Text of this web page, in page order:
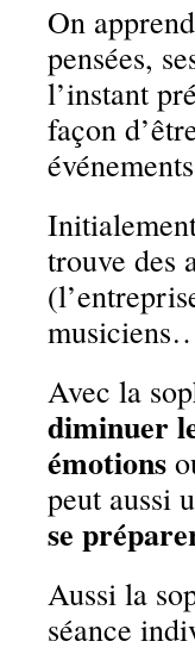
On
pensées,
l’instant
façon
trouve des
Avec la
diminuer
émotions
peut aussi
se
Aussi la
séance